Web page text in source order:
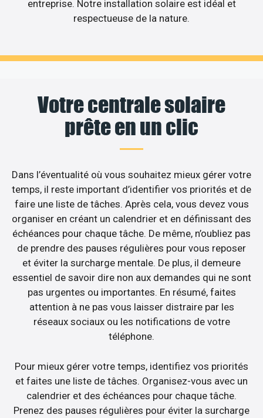
entreprise. Notre installation solaire est idéal et
respectueuse de la nature.
Votre centrale solaire
prête en un clic
Dans l’éventualité où vous souhaitez mieux gérer votre
temps, il reste important d’identifier vos priorités et de
faire une liste de tâches. Après cela, vous devez vous
organiser en créant un calendrier et en définissant des
échéances pour chaque tâche. De même, n’oubliez pas
de prendre des pauses régulières pour vous reposer
et éviter la surcharge mentale. De plus, il demeure
essentiel de savoir dire non aux demandes qui ne sont
pas urgentes ou importantes. En résumé, faites
attention à ne pas vous laisser distraire par les
réseaux sociaux ou les notifications de votre
téléphone.
Pour mieux gérer votre temps, identifiez vos priorités
et faites une liste de tâches. Organisez-vous avec un
calendrier et des échéances pour chaque tâche.
Prenez des pauses régulières pour éviter la surcharge